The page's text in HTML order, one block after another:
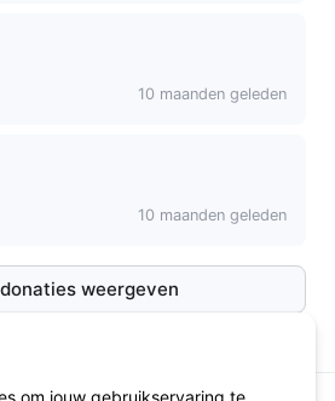
10 maanden geleden
10 maanden geleden
weergeven
om jouw gebruikservaring te